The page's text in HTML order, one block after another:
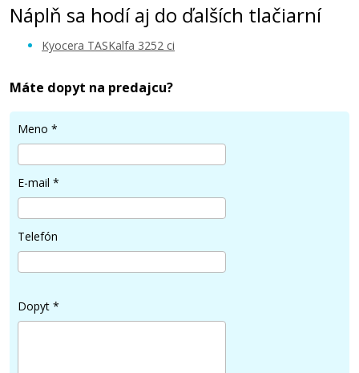
86,90 €
Náplň sa hodí aj do ďalších tlačiarní
Kyocera TASKalfa 3252 ci
Máte dopyt na predajcu?
Meno *
E-mail *
Telefón
Dopyt *